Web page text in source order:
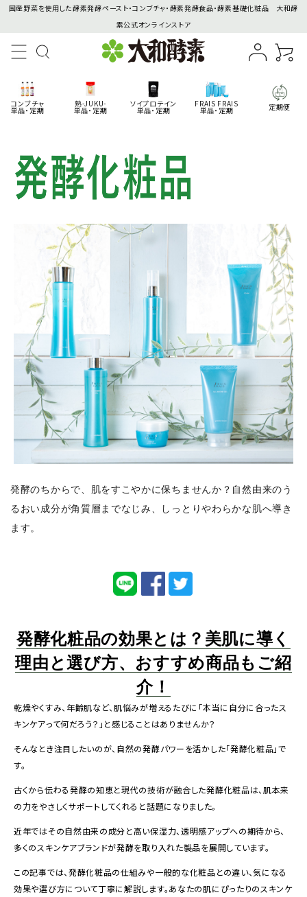
国産野菜を使用した酵素発酵ペースト・コンブチャ・酵素発酵食品・酵素基礎化粧品 大和酵
素公式オンラインストア
コンブチャ
単品・定期
熟-JUKU-
単品・定期
ソイプロテイン
単品・定期
FRAIS FRAIS
単品・定期 定期便
商品一覧
コンテンツ
インフォメーション
ACCOUNT MENU
ログイン 新規会員登録
発酵のちからで、肌をすこやかに保ちませんか？自然由来のう
るおい成分が角質層までなじみ、しっとりやわらかな肌へ導き
ます。
発酵化粧品の効果とは？美肌に導く
理由と選び方、おすすめ商品もご紹
介！
乾燥やくすみ、年齢肌など、肌悩みが増えるたびに「本当に自分に合ったス
キンケアって何だろう？」と感じることはありませんか？
そんなとき注目したいのが、自然の発酵パワーを活かした「発酵化粧品」で
す。
古くから伝わる発酵の知恵と現代の技術が融合した発酵化粧品は、肌本来
の力をやさしくサポートしてくれると話題になりました。
近年ではその自然由来の成分と高い保湿力、透明感アップへの期待から、
多くのスキンケアブランドが発酵を取り入れた製品を展開しています。
この記事では、発酵化粧品の仕組みや一般的な化粧品との違い、気になる
効果や選び方について丁寧に解説します。あなたの肌にぴったりのスキンケ